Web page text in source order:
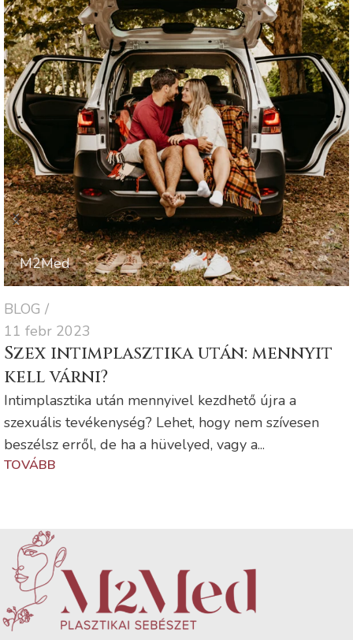
M2Med
BLOG
11 febr 2023
Szex intimplasztika után: mennyit
kell várni?
Intimplasztika után mennyivel kezdhető újra a
szexuális tevékenység? Lehet, hogy nem szívesen
beszélsz erről, de ha a hüvelyed, vagy a...
TOVÁBB